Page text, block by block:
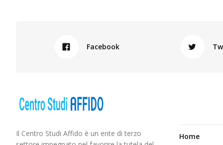
Facebook
Il Centro Studi Affido è un ente di terzo
Home